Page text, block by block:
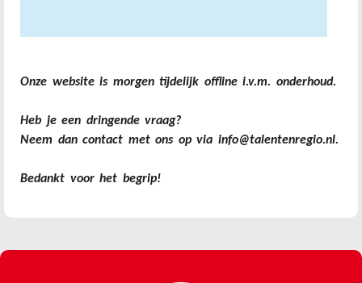
Onze website is morgen tijdelijk offline i.v.m. onderhoud.
Heb je een dringende vraag?
Neem dan contact met ons op via info@talentenregio.nl.
Bedankt voor het begrip!